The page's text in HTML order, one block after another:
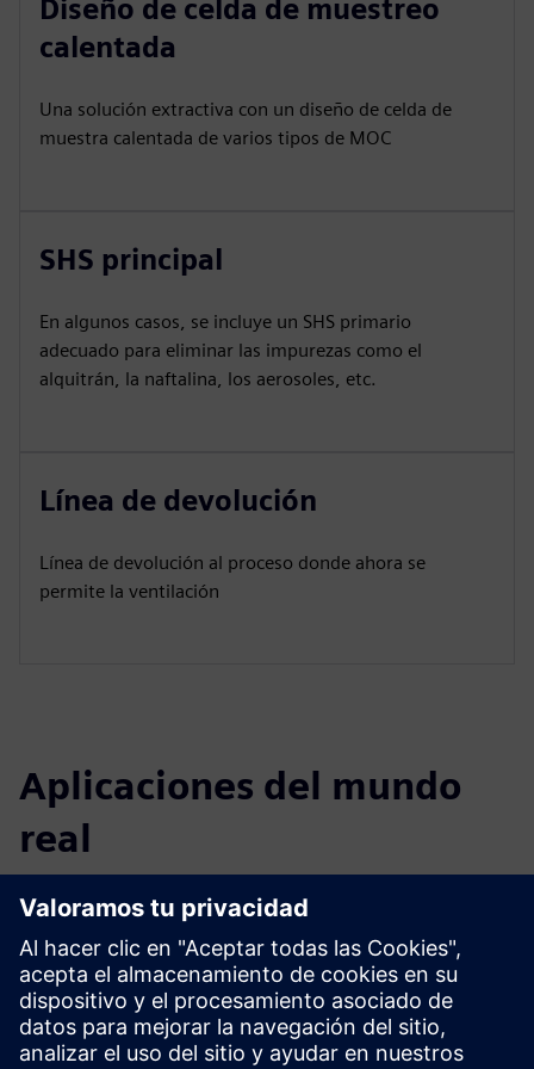
Diseño de celda de muestreo
calentada
Una solución extractiva con un diseño de celda de
muestra calentada de varios tipos de MOC
SHS principal
En algunos casos, se incluye un SHS primario
adecuado para eliminar las impurezas como el
alquitrán, la naftalina, los aerosoles, etc.
Línea de devolución
Línea de devolución al proceso donde ahora se
permite la ventilación
Aplicaciones del mundo
real
Select...
Escape del motor